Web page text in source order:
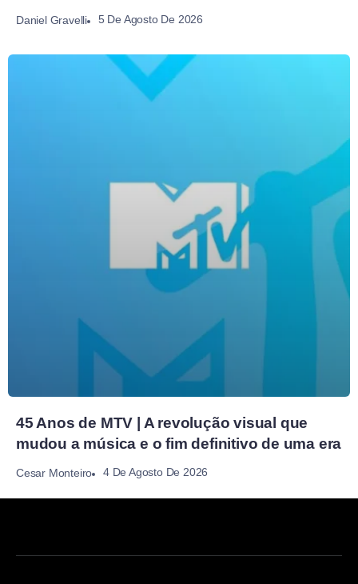
Daniel Gravelli 5 De Agosto De 2026
45 Anos de MTV | A revolução visual que
mudou a música e o fim definitivo de uma era
Cesar Monteiro 4 De Agosto De 2026